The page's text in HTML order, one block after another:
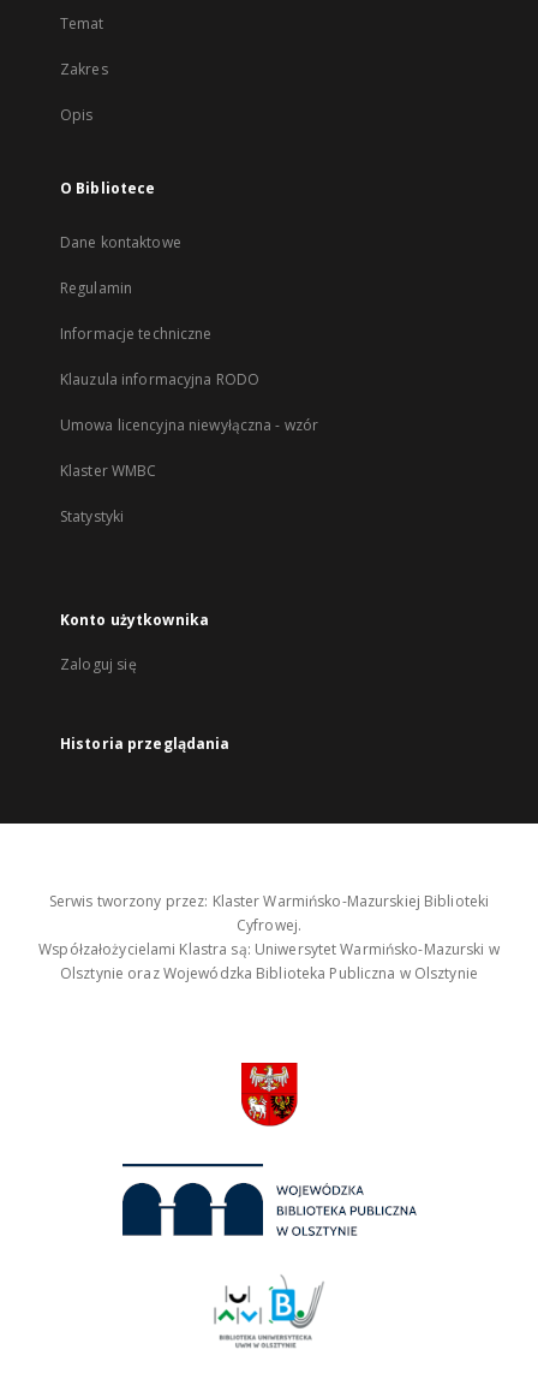
Temat
Zakres
Opis
O Bibliotece
Dane kontaktowe
Regulamin
Informacje techniczne
Klauzula informacyjna RODO
Umowa licencyjna niewyłączna - wzór
Klaster WMBC
Statystyki
Konto użytkownika
Zaloguj się
Historia przeglądania
Serwis tworzony przez: Klaster Warmińsko-Mazurskiej Biblioteki
Cyfrowej.
Współzałożycielami Klastra są: Uniwersytet Warmińsko-Mazurski w
Olsztynie oraz Wojewódzka Biblioteka Publiczna w Olsztynie